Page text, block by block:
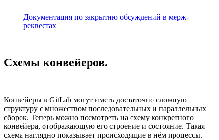
Документация по закрытию обсуждений в мерж-
реквестах
Схемы конвейеров.
Конвейеры в GitLab могут иметь достаточно сложную
структуру с множеством последовательных и параллельных
сборок. Теперь можно посмотреть на схему конкретного
конвейера, отображающую его строение и состояние. Такая
схема наглядно показывает происходящие в нём процессы.